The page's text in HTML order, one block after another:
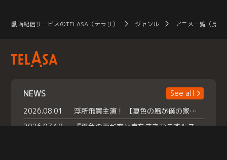
動画配信サービスのTELASA（テラサ） ジャンル アニメ一覧（見放
NEWS
See all
2026.08.01
浮所飛貴主演！ 【夏色の風が僕の家にやってきた】 本日よりテラサで独占配信スタート！
2026.07.18
『夏色の雲が恋と嵐をまきおこす』スペシャルメイキング 【Part1】2026年７月18日（土）23時30分～配信スタート！話題のシーンの裏側を大公開！豪華キャスト大集合！ 『武宮家 真夏の家族会議』開催！